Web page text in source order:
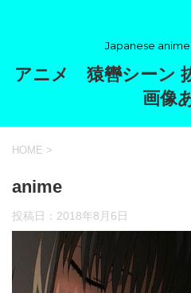
Japanese
アニメ 猿轡シーン
画像
HOME >
anime
投稿日： 2018年8月6日